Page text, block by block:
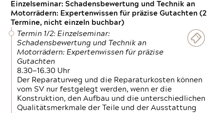
Einzelseminar: Schadensbewertung und Technik an
Motorrädern: Expertenwissen für präzise Gutachten (2
Termine, nicht einzeln buchbar)
Termin 1/2: Einzelseminar:
Schadensbewertung und Technik an
Motorrädern: Expertenwissen für präzise
Gutachten
8.30—16.30 Uhr
Der Reparaturweg und die Reparaturkosten können
vom SV nur festgelegt werden, wenn er die
Konstruktion, den Aufbau und die unterschiedlichen
Qualitätsmerkmale der Teile und der Ausstattung